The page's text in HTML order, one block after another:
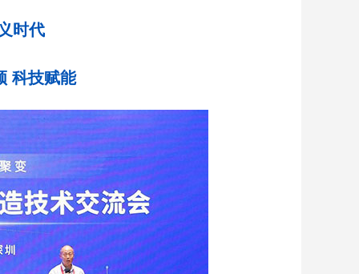
时代
科技赋能